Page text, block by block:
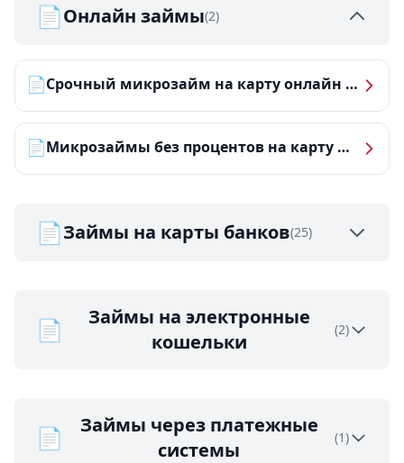
📄Онлайн займы(2)
📄 Срочный микрозайм на карту онлайн — получить деньги за 5 минут
📄 Микрозаймы без процентов на карту — ТОП-10 за 2026 год
📄Займы на карты банков(25)
📄
Займы на электронные
кошельки
(2)
📄
Займы через платежные
системы
(1)